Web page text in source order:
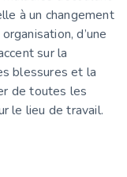
à un changement
d’une
sur la
blessures et la
de toutes les
le lieu de travail.